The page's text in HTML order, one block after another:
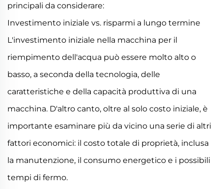
principali da considerare:
Investimento iniziale vs. risparmi a lungo termine
L'investimento iniziale nella macchina per il
riempimento dell'acqua può essere molto alto o
basso, a seconda della tecnologia, delle
caratteristiche e della capacità produttiva di una
macchina. D'altro canto, oltre al solo costo iniziale, è
importante esaminare più da vicino una serie di altri
fattori economici: il costo totale di proprietà, inclusa
la manutenzione, il consumo energetico e i possibili
tempi di fermo.